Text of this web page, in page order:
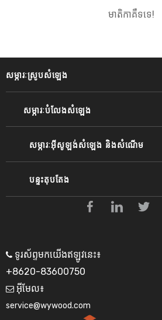
មាតិកាគឺទទេ!
សម្ភារៈស្រូបសំឡេង
សម្ភារៈបំលែងសំឡេង
សម្ភារៈអ៊ីសូឡង់សំឡេង និងសំណើម
បន្ទះតុបតែង
 ទូរស័ព្ទមកយើងឥឡូវនេះ៖
+8620-83600750
 អ៊ីមែល៖
service@wywood.com